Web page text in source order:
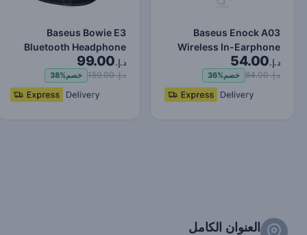
Baseus Enock A03
Wireless In-Earphone
White
د.إ.54.00
د.إ. 84.00 خصم36%
Baseus Bowie E3
Bluetooth Headphone
Wireless Headphones
TWS Earp…
د.إ.99.00
د.إ. 159.00 خصم38%
العنوان الكامل